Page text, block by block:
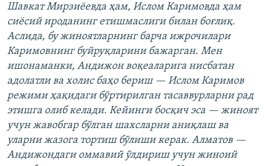
Шавкат Мирзиёевда ҳам, Ислом Каримовда ҳам
сиёсий ироданинг етишмаслиги билан боғлиқ.
Аслида, бу жиноятларнинг барча ижрочилари
Каримовнинг буйруқларини бажарган. Мен
ишонаманки, Андижон воқеаларига нисбатан
адолатли ва холис баҳо бериш — Ислом Каримов
режими ҳақидаги бўртирилган тасаввурларни рад
этишга олиб келади. Кейинги босқич эса — жиноят
учун жавобгар бўлган шахсларни аниқлаш ва
уларни жазога тортиш бўлиши керак. Алматов —
Андижондаги оммавий ўлдириш учун жиноий